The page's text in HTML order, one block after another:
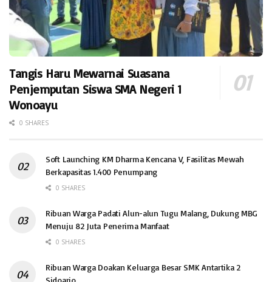
Tangis Haru Mewarnai Suasana
Penjemputan Siswa SMA Negeri 1
Wonoayu
0 SHARES
Soft Launching KM Dharma Kencana V, Fasilitas Mewah
Berkapasitas 1.400 Penumpang
0 SHARES
Ribuan Warga Padati Alun-alun Tugu Malang, Dukung MBG
Menuju 82 Juta Penerima Manfaat
0 SHARES
Ribuan Warga Doakan Keluarga Besar SMK Antartika 2